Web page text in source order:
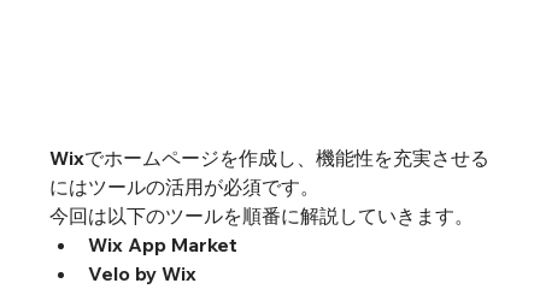
Wixでホームページを作成し、機能性を充実させる
にはツールの活用が必須です。
今回は以下のツールを順番に解説していきます。
Wix App Market
Velo by Wix